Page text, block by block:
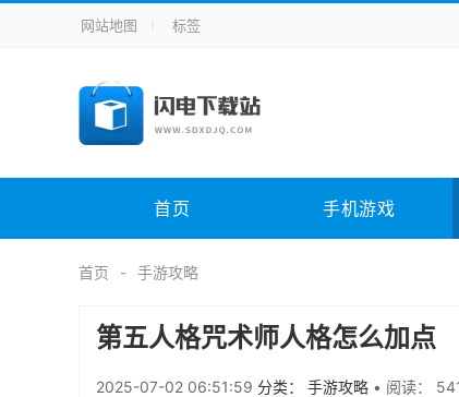
手机应用
手机游戏 H5游戏
电脑软件 其它类别 图形软件
未分类
网站地图 标签
首页 手机游戏
首页 手游攻略
第五人格咒术师人格怎么加点
2025-07-02 06:51:59 分类： 手游攻略 • 阅读：